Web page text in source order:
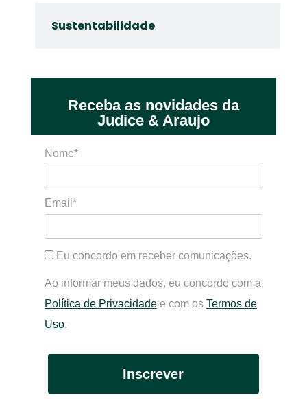
Sustentabilidade
Receba as novidades da
Judice & Araujo
Nome*
Email*
Eu concordo em receber comunicações.
Ao informar meus dados, eu concordo com a
Política de Privacidadee com os Termos de
Uso.
Inscrever